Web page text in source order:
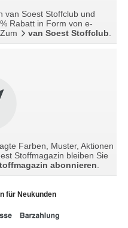
van Soest Stoffclub und
Rabatt in Form von e-
van Soest Stoffclub
Farben, Muster, Aktionen
Stoffmagazin bleiben Sie
abonnieren
für Neukunden